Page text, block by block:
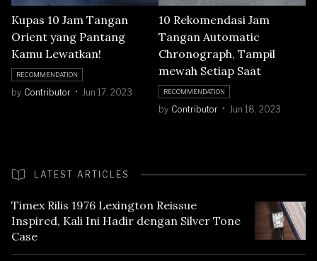
Kupas 10 Jam Tangan
Orient yang Pantang
Kamu Lewatkan!
RECOMMENDATION
by Contributor Jun 17, 2023
10 Rekomendasi Jam
Tangan Automatic
Chronograph, Tampil
mewah Setiap Saat
RECOMMENDATION
by Contributor Jun 18, 2023
LATEST ARTICLES
Timex Rilis 1976 Lexington Reissue
Inspired, Kali Ini Hadir dengan Silver Tone
Case